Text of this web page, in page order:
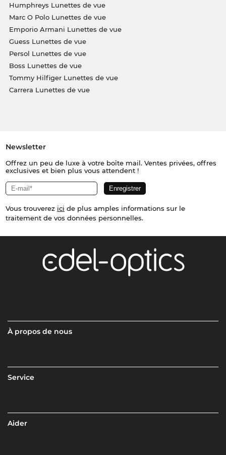
Humphreys Lunettes de vue
Marc O Polo Lunettes de vue
Emporio Armani Lunettes de vue
Guess Lunettes de vue
Persol Lunettes de vue
Boss Lunettes de vue
Tommy Hilfiger Lunettes de vue
Carrera Lunettes de vue
Newsletter
Offrez un peu de luxe à votre boîte mail. Ventes privées, offres
exclusives et bien plus vous attendent !
Vous trouverez ici de plus amples informations sur le
traitement de vos données personnelles.
À propos de nous
Service
Aider